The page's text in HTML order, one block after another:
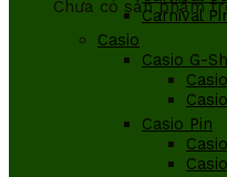
Chưa có sản phẩm
Carnival
Casio
Casio G-
Casio Pin